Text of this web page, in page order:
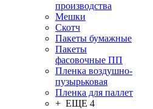
производства
Мешки
Скотч
Пакеты бумажные
Пакеты
фасовочные ПП
Пленка воздушно-
пузырьковая
Пленка для паллет
+ ЕЩЕ 4